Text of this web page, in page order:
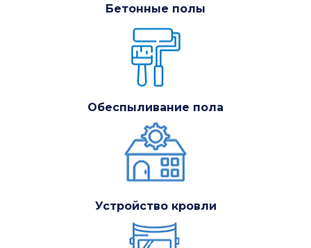
Бетонные полы
Обеспыливание пола
Устройство кровли